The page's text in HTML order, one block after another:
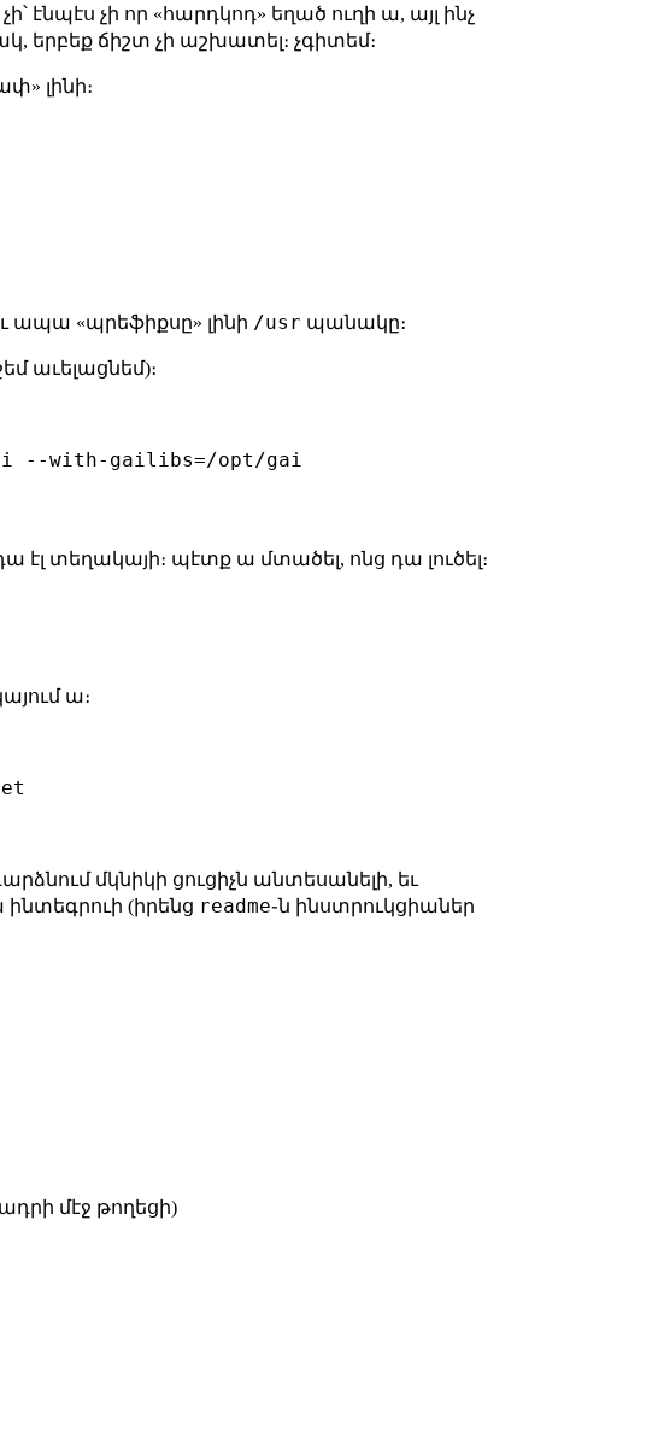
էնպէս չի որ «հարդկոդ» եղած ուղի ա, այլ ինչ
երբեք ճիշտ չի աշխատել։ չգիտեմ։
լինի։
ապա «պրեֆիքսը» լինի /usr պանակը։
աւելացնեմ)։
--with-gailibs=/opt/gai
էլ տեղակայի։ պէտք ա մտածել, ոնց դա լուծել։
ա։
մկնիկի ցուցիչն անտեսանելի, եւ
(իրենց readme֊ն ինստրուկցիաներ
մէջ թողեցի)